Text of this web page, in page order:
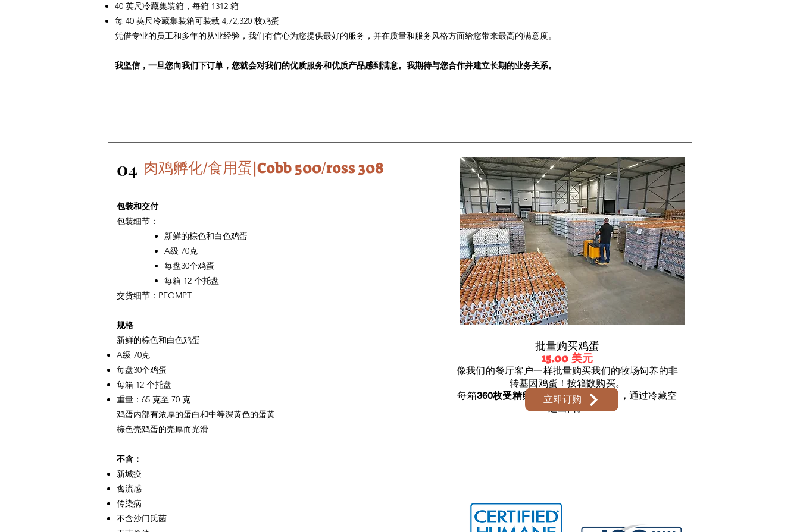
40 英尺冷藏集装箱，每箱 1312 箱
每 40 英尺冷藏集装箱可装载 4,72,320 枚鸡蛋
凭借专业的员工和多年的从业经验，我们有信心为您提供最好的服务，并在质量和服务风格方面给您带来最高的满意度。
我坚信，一旦您向我们下订单，您就会对我们的优质服务和优质产品感到满意。我期待与您合作并建立长期的业务关系。
04 肉鸡孵化/食用蛋|Cobb 500/ross 308
包装和交付
包装细节：
新鲜的棕色和白色鸡蛋
A级 70克
每盘30个鸡蛋
每箱 12 个托盘
交货细节：PEOMPT
规格
新鲜的棕色和白色鸡蛋
A级 70克
每盘30个鸡蛋
每箱 12 个托盘
重量：65 克至 70 克
鸡蛋内部有浓厚的蛋白和中等深黄色的蛋黄
棕色壳鸡蛋的壳厚而光滑
不含：
新城疫
禽流感
传染病
不含沙门氏菌
批量购买鸡蛋
15.00 美元
像我们的餐厅客户一样批量购买我们的牧场饲养的非
转基因鸡蛋！按箱数购买。
每箱360枚受精卵，分装于12个托盘中， 通过冷藏空
立即订购